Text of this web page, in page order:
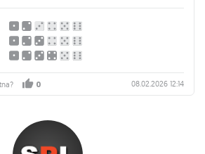
0 08.02.2026 12:14